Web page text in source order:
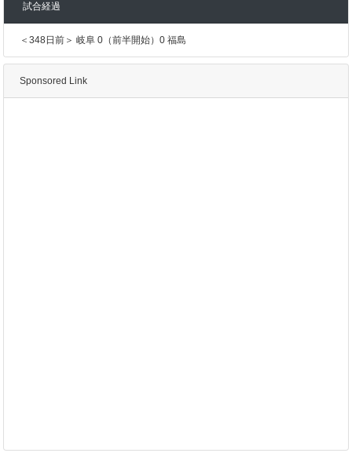
試合経過
＜348日前＞ 岐阜 0（前半開始）0 福島
Sponsored Link